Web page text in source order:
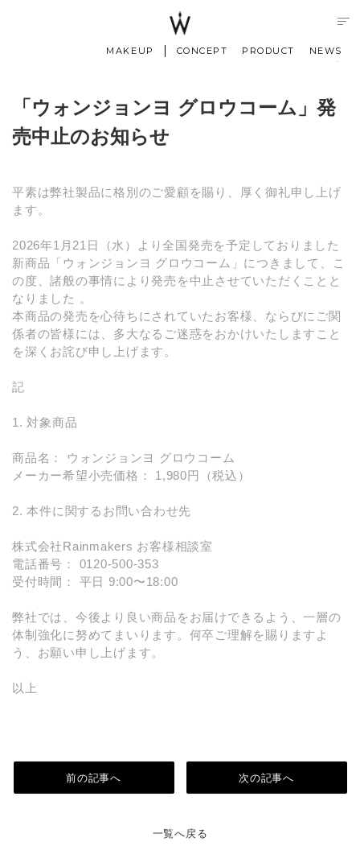
MAKEUP CONCEPT PRODUCT NEWS
「ウォンジョンヨ グロウコーム」発
売中止のお知らせ
平素は弊社製品に格別のご愛顧を賜り、厚く御礼申し上げ
ます。
2026年1月21日（水）より全国発売を予定しておりました
新商品「ウォンジョンヨ グロウコーム」につきまして、こ
の度、諸般の事情により発売を中止させていただくことと
なりました 。
本商品の発売を心待ちにされていたお客様、ならびにご関
係者の皆様には、多大なるご迷惑をおかけいたしますこと
を深くお詫び申し上げます。
記
1. 対象商品
商品名： ウォンジョンヨ グロウコーム
メーカー希望小売価格： 1,980円（税込）
2. 本件に関するお問い合わせ先
株式会社Rainmakers お客様相談室
電話番号： 0120-500-353
受付時間： 平日 9:00〜18:00
弊社では、今後より良い商品をお届けできるよう、一層の
体制強化に努めてまいります。何卒ご理解を賜りますよ
う、お願い申し上げます。
以上
前の記事へ
一覧へ戻る
次の記事へ